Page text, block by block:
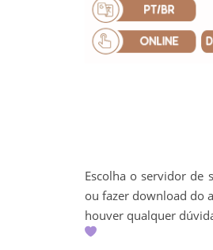
Escolha o servidor de
ou fazer download do
houver qualquer